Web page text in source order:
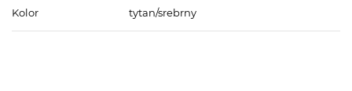
Kolor
tytan/srebrny